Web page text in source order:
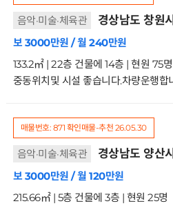
음악·미술·체육관 경상남도 창원시
보 3000만원 / 월 240만원
133.2㎡ | 22층 건물에 14층 | 현원 75명
매물번호: 871 확인매물-추천 26.05.30
음악·미술·체육관 경상남도 양산시
보 3000만원 / 월 120만원
215.66㎡ | 5층 건물에 3층 | 현원 25명